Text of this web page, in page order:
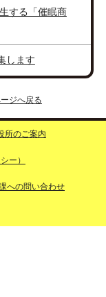
する「催眠商
します
ジへ戻る
所のご案内
ー）
への問い合わせ